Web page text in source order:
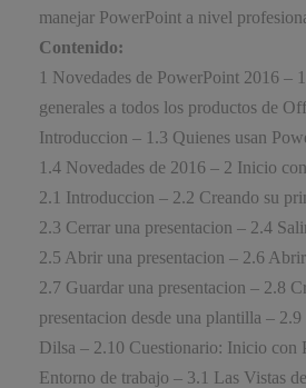
manejar PowerPoint a nivel
Contenido:
1 Novedades de PowerPoint 2016 –
generales a todos los productos de
Introduccion – 1.3 Quienes usan
1.4 Novedades de 2016 – 2 Inicio
2.1 Introduccion – 2.2 Creando su
2.3 Cerrar una presentacion – 2.4
2.5 Abrir una presentacion – 2.6
2.7 Guardar una presentacion – 2.8
presentacion desde una plantilla –
Dilsa – 2.10 Cuestionario: Inicio con
Entorno de trabajo – 3.1 Las Vistas